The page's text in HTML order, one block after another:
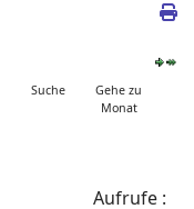
Suche
Gehe zu
Monat
Aufrufe :